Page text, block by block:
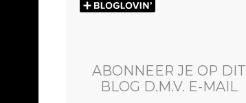
ABONNEER JE OP DIT
BLOG D.M.V. E-MAIL